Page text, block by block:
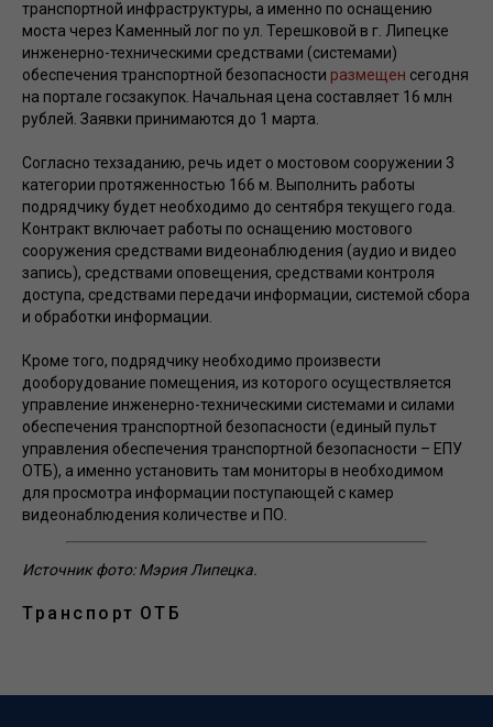
транспортной инфраструктуры, а именно по оснащению
моста через Каменный лог по ул. Терешковой в г. Липецке
инженерно-техническими средствами (системами)
обеспечения транспортной безопасности размещен сегодня
на портале госзакупок. Начальная цена составляет 16 млн
рублей. Заявки принимаются до 1 марта.
Согласно техзаданию, речь идет о мостовом сооружении 3
категории протяженностью 166 м. Выполнить работы
подрядчику будет необходимо до сентября текущего года.
Контракт включает работы по оснащению мостового
сооружения средствами видеонаблюдения (аудио и видео
запись), средствами оповещения, средствами контроля
доступа, средствами передачи информации, системой сбора
и обработки информации.
Кроме того, подрядчику необходимо произвести
дооборудование помещения, из которого осуществляется
управление инженерно-техническими системами и силами
обеспечения транспортной безопасности (единый пульт
управления обеспечения транспортной безопасности – ЕПУ
ОТБ), а именно установить там мониторы в необходимом
для просмотра информации поступающей с камер
видеонаблюдения количестве и ПО.
Источник фото: Мэрия Липецка.
Транспорт ОТБ